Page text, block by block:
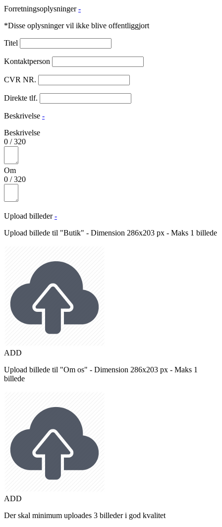
Forretningsoplysninger -
*Disse oplysninger vil ikke blive offentliggjort
Titel
Kontaktperson
CVR NR.
Direkte tlf.
Beskrivelse -
Beskrivelse
0 /320
Om
0 /320
Upload billeder -
Upload billede til "Butik" - Dimension 286x203 px - Maks 1 billede
ADD
Upload billede til "Om os" - Dimension 286x203 px - Maks 1
billede
ADD
Der skal minimum uploades 3 billeder i god kvalitet